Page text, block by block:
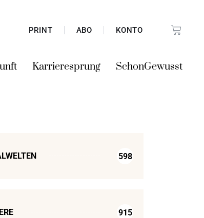
PRINT ABO KONTO
Karrieresprung SchonGewusst
598
915